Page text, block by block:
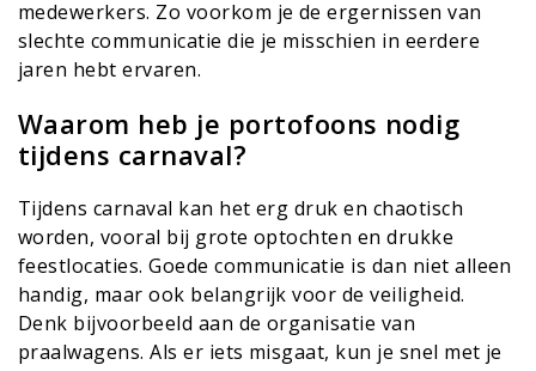
medewerkers. Zo voorkom je de ergernissen van
slechte communicatie die je misschien in eerdere
jaren hebt ervaren.
Waarom heb je portofoons nodig
tijdens carnaval?
Tijdens carnaval kan het erg druk en chaotisch
worden, vooral bij grote optochten en drukke
feestlocaties. Goede communicatie is dan niet alleen
handig, maar ook belangrijk voor de veiligheid.
Denk bijvoorbeeld aan de organisatie van
praalwagens. Als er iets misgaat, kun je snel met je